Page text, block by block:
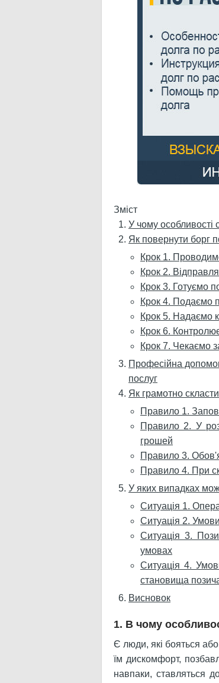
Зміст
У чому особливості
Як повернути борг
Крок 1.
Крок 2.
Крок 3. Готуємо
Крок 4. Подаємо
Крок 5. Надаємо
Крок 6.
Крок 7. Чекаємо
Професійна
послуг
Як грамотно
Правило 1.
Правило 2. У
грошей
Правило 3.
Правило 4. При
У яких випадках
Ситуація 1.
Ситуація 2.
Ситуація 3.
умовах
Ситуація 4.
становища
Висновок
1. В чому
Є люди, які бояться
їм дискомфорт,
навпаки, ставляться